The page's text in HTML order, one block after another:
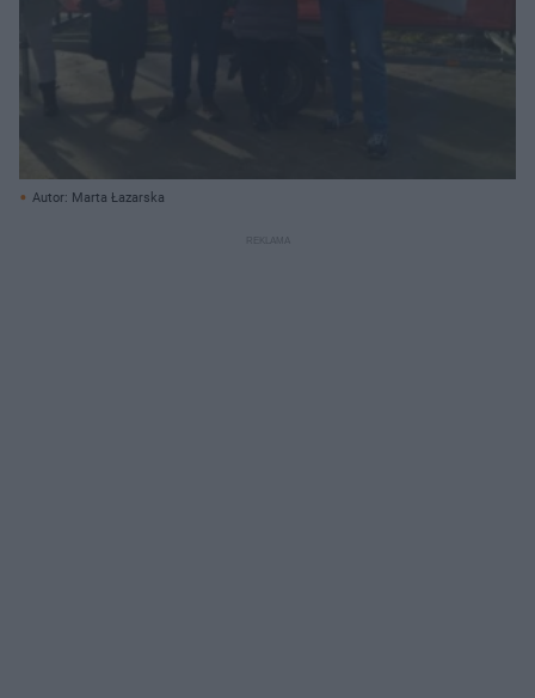
Autor: Marta Łazarska